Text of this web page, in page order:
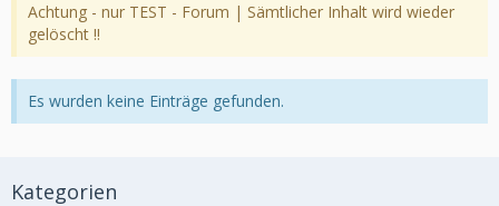
Achtung - nur TEST - Forum | Sämtlicher Inhalt wird wieder
gelöscht !!
Es wurden keine Einträge gefunden.
Kategorien